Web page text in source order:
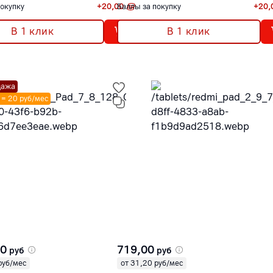
+20,00
В 1 клик
Баллы за покупку +
В 1 клик
= 20 руб/мес
руб
мес
719,00 руб
от 31,20 руб/мес